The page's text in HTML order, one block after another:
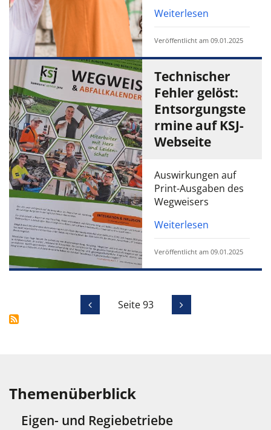
Weiterlesen
Veröffentlicht am 09.01.2025
Technischer
Fehler gelöst:
Entsorgungste
rmine auf KSJ-
Webseite
Auswirkungen auf
Print-Ausgaben des
Wegweisers
Weiterlesen
Veröffentlicht am 09.01.2025
Seite 93
Themenüberblick
Eigen- und Regiebetriebe